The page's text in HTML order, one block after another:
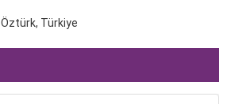
Türkiye